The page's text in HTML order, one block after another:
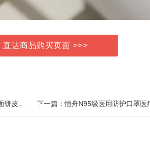
直达商品购买页面 >>>